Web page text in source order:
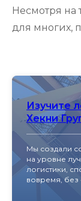
Несмотря на
для многих,
Изучите
Хекни
Мы создали
на уровне
логистики,
вовремя, без